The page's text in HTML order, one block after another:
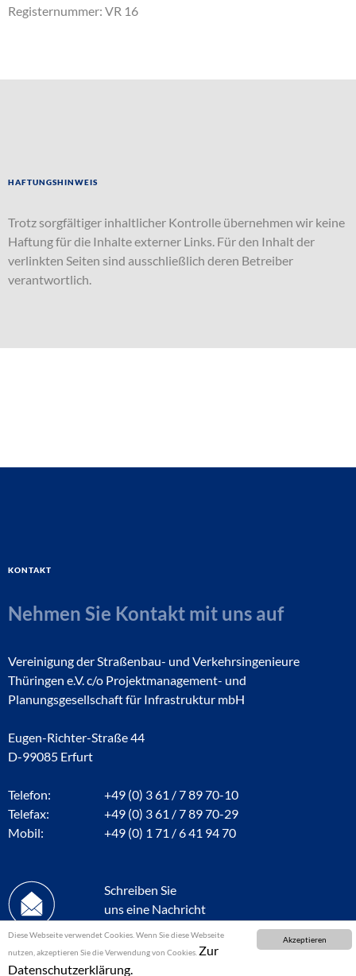
Akzeptieren
Diese Webseite verwendet Cookies. Wenn Sie diese Webseite
nutzen, akzeptieren Sie die Verwendung von Cookies. Zur
Datenschutzerklärung.
Registernummer: VR 16
Haftungshinweis
Trotz sorgfältiger inhaltlicher Kontrolle übernehmen wir keine
Haftung für die Inhalte externer Links. Für den Inhalt der
verlinkten Seiten sind ausschließlich deren Betreiber
verantwortlich.
Kontakt
Nehmen Sie Kontakt mit uns auf
Vereinigung der Straßenbau- und Verkehrsingenieure
Thüringen e.V. c/o Projektmanagement- und
Planungsgesellschaft für Infrastruktur mbH
Eugen-Richter-Straße 44
D-99085 Erfurt
Telefon:
+49 (0) 3 61 / 7 89 70-10
Telefax:
+49 (0) 3 61 / 7 89 70-29
Mobil:
+49 (0) 1 71 / 6 41 94 70
Schreiben Sie
uns eine Nachricht